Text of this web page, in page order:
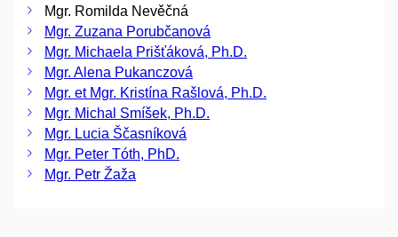
Mgr. Romilda Nevěčná
Mgr. Zuzana Porubčanová
Mgr. Michaela Prišťáková, Ph.D.
Mgr. Alena Pukanczová
Mgr. et Mgr. Kristína Rašlová, Ph.D.
Mgr. Michal Smíšek, Ph.D.
Mgr. Lucia Ščasníková
Mgr. Peter Tóth, PhD.
Mgr. Petr Žaža